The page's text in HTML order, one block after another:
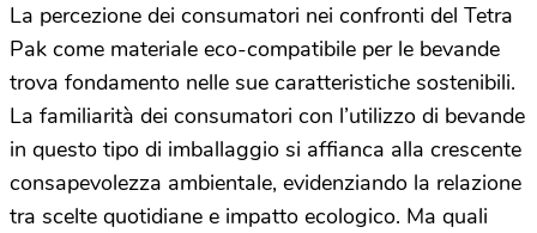
La percezione dei consumatori nei confronti del Tetra
Pak come materiale eco-compatibile per le bevande
trova fondamento nelle sue caratteristiche sostenibili.
La familiarità dei consumatori con l’utilizzo di bevande
in questo tipo di imballaggio si affianca alla crescente
consapevolezza ambientale, evidenziando la relazione
tra scelte quotidiane e impatto ecologico. Ma quali